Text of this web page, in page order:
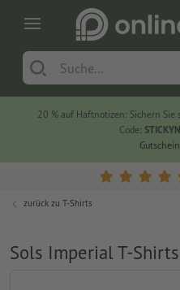
20 % auf Haftnotizen: Sichern Sie
Code:
zurück zu T-Shirts
Sols Imperial T-Shirts